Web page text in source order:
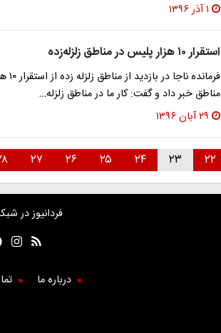
۱ آذر ۱۳۹۶
استقرار ۱۰ هزار پلیس در مناطق زلزله‌زده
مناطق خبر داد و گفت: کار ما در مناطق زلزله…
۲۹ آبان ۱۳۹۶
۲۲ ۲۳ ۲۴ ۲۵ ۲۶ ۲۷
فردانیوز در
درباره ما